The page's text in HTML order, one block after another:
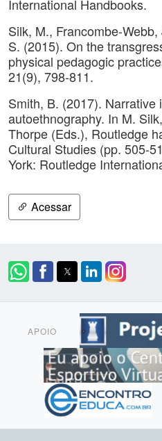
International Handbooks.
Silk, M., Francombe-
S. (2015). On the
physical pedagogic
21(9), 798-811.
Smith, B. (2017). Narrative
autoethnography. In M.
Thorpe (Eds.), Routledge
Cultural Studies (pp. 505-
York: Routledge
Acessar
APOIO